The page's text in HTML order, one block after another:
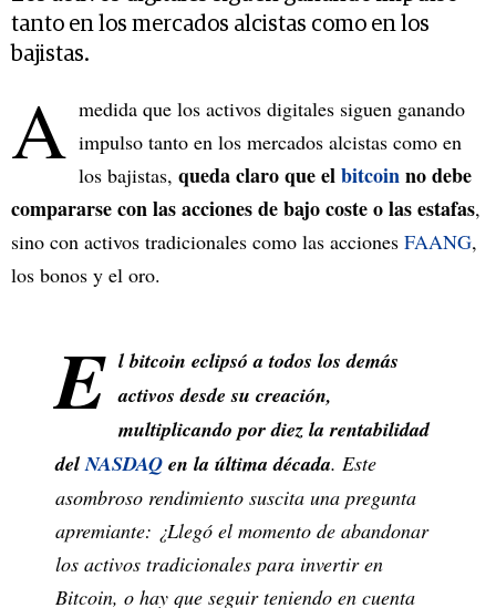
tanto en los mercados alcistas como en los
bajistas.
A medida que los activos digitales siguen ganando
impulso tanto en los mercados alcistas como en
los bajistas, queda claro que elbitcoinno debe
compararse con las acciones de bajo coste o las estafas,
sino con activos tradicionales como las acciones FAANG,
los bonos y el oro.
E l bitcoin eclipsó a todos los demás
activos desde su creación,
multiplicando por diez la rentabilidad
delNASDAQ en la última década. Este
asombroso rendimiento suscita una pregunta
apremiante: ¿Llegó el momento de abandonar
los activos tradicionales para invertir en
Bitcoin, o hay que seguir teniendo en cuenta